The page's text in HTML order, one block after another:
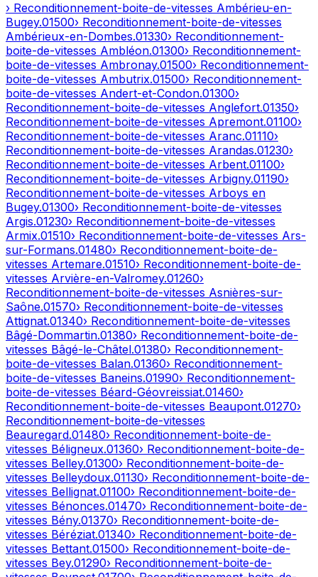
› Reconditionnement-boite-de-vitesses Ambérieu-en-
Bugey.01500› Reconditionnement-boite-de-vitesses
Ambérieux-en-Dombes.01330› Reconditionnement-
boite-de-vitesses Ambléon.01300› Reconditionnement-
boite-de-vitesses Ambronay.01500› Reconditionnement-
boite-de-vitesses Ambutrix.01500› Reconditionnement-
boite-de-vitesses Andert-et-Condon.01300›
Reconditionnement-boite-de-vitesses Anglefort.01350›
Reconditionnement-boite-de-vitesses Apremont.01100›
Reconditionnement-boite-de-vitesses Aranc.01110›
Reconditionnement-boite-de-vitesses Arandas.01230›
Reconditionnement-boite-de-vitesses Arbent.01100›
Reconditionnement-boite-de-vitesses Arbigny.01190›
Reconditionnement-boite-de-vitesses Arboys en
Bugey.01300› Reconditionnement-boite-de-vitesses
Argis.01230› Reconditionnement-boite-de-vitesses
Armix.01510› Reconditionnement-boite-de-vitesses Ars-
sur-Formans.01480› Reconditionnement-boite-de-
vitesses Artemare.01510› Reconditionnement-boite-de-
vitesses Arvière-en-Valromey.01260›
Reconditionnement-boite-de-vitesses Asnières-sur-
Saône.01570› Reconditionnement-boite-de-vitesses
Attignat.01340› Reconditionnement-boite-de-vitesses
Bâgé-Dommartin.01380› Reconditionnement-boite-de-
vitesses Bâgé-le-Châtel.01380› Reconditionnement-
boite-de-vitesses Balan.01360› Reconditionnement-
boite-de-vitesses Baneins.01990› Reconditionnement-
boite-de-vitesses Béard-Géovreissiat.01460›
Reconditionnement-boite-de-vitesses Beaupont.01270›
Reconditionnement-boite-de-vitesses
Beauregard.01480› Reconditionnement-boite-de-
vitesses Béligneux.01360› Reconditionnement-boite-de-
vitesses Belley.01300› Reconditionnement-boite-de-
vitesses Belleydoux.01130› Reconditionnement-boite-de-
vitesses Bellignat.01100› Reconditionnement-boite-de-
vitesses Bénonces.01470› Reconditionnement-boite-de-
vitesses Bény.01370› Reconditionnement-boite-de-
vitesses Béréziat.01340› Reconditionnement-boite-de-
vitesses Bettant.01500› Reconditionnement-boite-de-
vitesses Bey.01290› Reconditionnement-boite-de-